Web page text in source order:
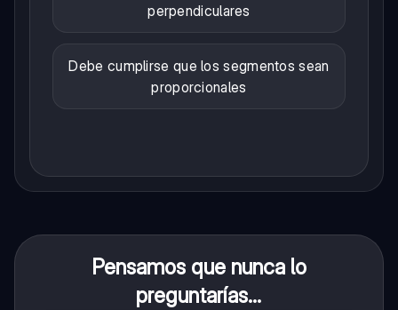
perpendiculares
Debe cumplirse que los segmentos sean
proporcionales
Pensamos que nunca lo
preguntarías...